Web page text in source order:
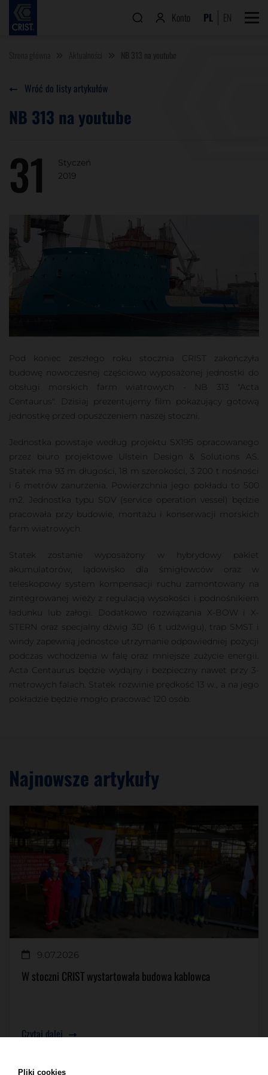
Konto PL EN
NB 313 na youtube
31
Styczeń
2019
Wróć do listy artykułów
Pod koniec zeszłego roku stocznia CRIST zakończyła
budowę nowoczesnej częściowo wyposażonej jednostki do
obsługi morskich farm wiatrowych - NB 313 "Acta
Centaurus". Dzisiaj prezentujemy film pokazujący gotową
jednostkę przed opuszczeniem naszej stoczni.
Jednostka powstaje według projektu SX195 opracowanego
przez biuro projektowe Ulstein Design & Solutions AS.
Statek ma 93 m długości, 18 m szerokości, 3 200 t nośności
i 6 metrów zanurzenia. Powierzchnia jego pokładu to 500
m2. Jednostka typu SOV (service operation vessel) będzie
pracowała przy budowie, montażu i konserwacji morskich
farm wiatrowych.
Statek zostanie wyposażony w hybrydowy pakiet
akumulatorów, lądowisko dla śmigłowców oraz w
teleskopowy system kompensacji ruchu zamontowany na
zintegrowanej wieży z regulacją wysokości i podnośnikiem
ładunku lub załogi. Dodatkowo rozwiązania X-BOW i X-
STERN oraz specjalny dźwig 3D (6 t udźwigu), trap SMST i
windy zapewnią jednostce utrzymanie odpowiedniej pozycji
podczas wchodzenia w falę oraz mniejsze zużycie energii.
Acta Centaurus będzie wydajny i bezpieczny nawet przy 3-
metrowych falach. Statek rozwinie prędkość 13 w., a na jego
pokładzie będzie mogło pracować 120 osób.
Najnowsze artykuły
9.07.2026
W stoczni CRIST wystartowała budowa kablowca
Czytaj dalej
Pliki cookies